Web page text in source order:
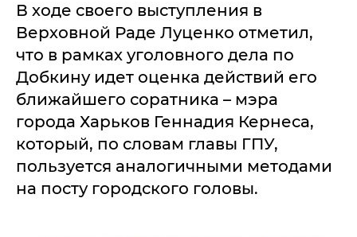
В ходе своего выступления в
Верховной Раде Луценко отметил,
что в рамках уголовного дела по
Добкину идет оценка действий его
ближайшего соратника – мэра
города Харьков Геннадия Кернеса,
который, по словам главы ГПУ,
пользуется аналогичными методами
на посту городского головы.